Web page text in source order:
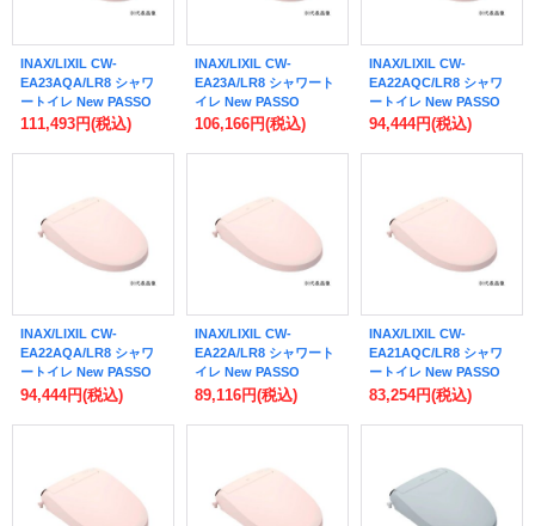
INAX/LIXIL CW-
EA23AQA/LR8 シャワ
ートイレ New PASSO
EA23A フルオート・リ
リモコン付 ピンク 受注
111,493円(税込)
INAX/LIXIL CW-
EA23A/LR8 シャワート
イレ New PASSO
EA23A 手動ハンドル式
EA23 の後継品) 受注生
106,166円(税込)
INAX/LIXIL CW-
EA22AQC/LR8 シャワ
ートイレ New PASSO
EA22A フルオート・リ
器用 リモコン付 ピンク
受注生産 ♪§
94,444円(税込)
INAX/LIXIL CW-
EA22AQA/LR8 シャワ
ートイレ New PASSO
EA22A フルオート・リ
リモコン付 ピンク 受注
94,444円(税込)
INAX/LIXIL CW-
EA22A/LR8 シャワート
イレ New PASSO
EA22A 手動ハンドル式
EA22 の後継品) 受注生
89,116円(税込)
INAX/LIXIL CW-
EA21AQC/LR8 シャワ
ートイレ New PASSO
EA21A フルオート・リ
器用 リモコン付 ピンク
受注生産 ♪§
83,254円(税込)